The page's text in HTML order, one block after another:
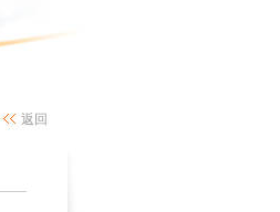
返回